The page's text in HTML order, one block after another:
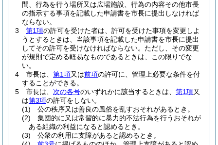
間、行為を行う場所又は広場施設、行為の内容その他市長
の指示する事項を記載した申請書を市長に提出しなければ
ならない。
3
第1項の許可を受けた者は、許可を受けた事項を変更しよ
うとするときは、当該事項を記載した申請書を市長に提出
してその許可を受けなければならない。 ただし、その変更
が規則で定める軽易なものであるときは、この限りでな
い。
4
市長は、 第1項又は前項の許可に、管理上必要な条件を付
することができる。
5
市長は、 次の各号のいずれかに該当するときは、 第1項又
は第3項の許可をしない。
(1)
公の秩序又は善良の風俗を乱すおそれがあるとき。
(2)
集団的に又は常習的に暴力的不法行為を行うおそれが
ある組織の利益になると認めるとき。
(3)
公衆の利用に支障があると認めるとき。